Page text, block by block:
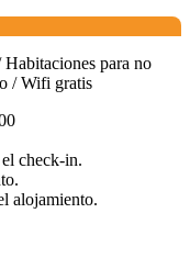
Habitaciones para no
/ Wifi gratis
check-in.
alojamiento.